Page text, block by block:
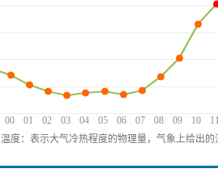
00 01 02 03 04 05 06 07 08 09 10
温度：表示大气冷热程度的物理量，气象上给出